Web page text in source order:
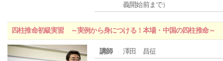
義開始前まで）
四柱推命初級実習 ～実例から身につける！本場・中国の四柱推命～
講師 澤田 昌征